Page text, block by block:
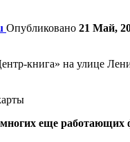
Опубликовано 21 Май,
еще работающих